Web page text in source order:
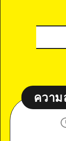
ชันที่นำไป